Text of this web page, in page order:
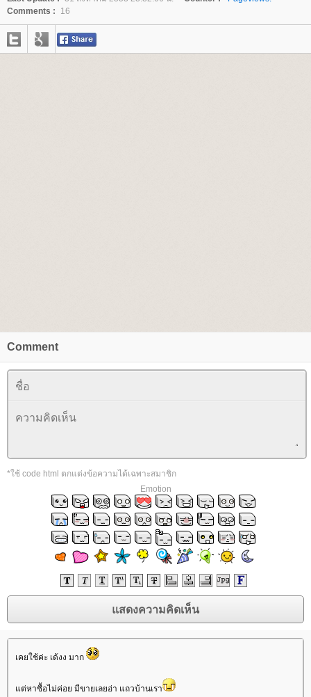
Comments :
16
Comment
*ใช้ code html ตกแต่งข้อความได้เฉพาะสมาชิก
Emotion
เคยใช้ค่ะ เด้งง มาก
ต่หาซื้อไม่ค่อย มีขายเลยอ่า แถวบ้านเรา